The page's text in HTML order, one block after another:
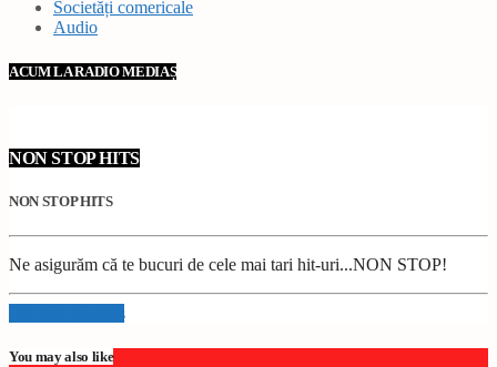
Societăți comericale
Audio
ACUM LA RADIO MEDIAȘ
NON STOP HITS
NON STOP HITS
Ne asigurăm că te bucuri de cele mai tari hit-uri...NON STOP!
Info and episodes
You may also like